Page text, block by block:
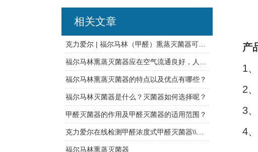
产
1
2
3
4
相关文章
克力爱尔 | 福尔马林（甲醛）熏蒸灭菌器可链接空调系统大区域消毒灭菌
福尔马林熏蒸灭菌器的特点以及优点有哪些？
福尔马林灭菌器是什么？灭菌器如何选择呢？
甲醛灭菌器的作用及甲醛灭菌器的适用范围？
克力爱尔在线检测甲醛浓度式甲醛灭菌器\\福尔马林灭菌器
福尔马林熏蒸灭菌器